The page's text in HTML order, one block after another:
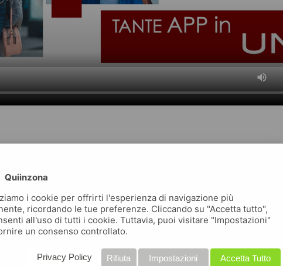
Quiinzona
i cookie per offrirti l'esperienza di navigazione più
ricordando le tue preferenze. Cliccando su "Accetta tutto",
all'uso di tutti i cookie. Tuttavia, puoi visitare "Impostazioni"
un consenso controllato.
Accetta Tutto
Impostazioni
Rifiuta
Privacy Policy